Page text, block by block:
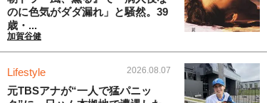
のに色気がダダ漏れ」と騒然。39
歳・...
加賀谷健
Lifestyle 2026.08.07
元TBSアナが“一人で猛パニッ